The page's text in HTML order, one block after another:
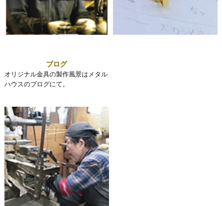
ブログ
オリジナル金具の製作風景はメタル
ハウスのブログにて。